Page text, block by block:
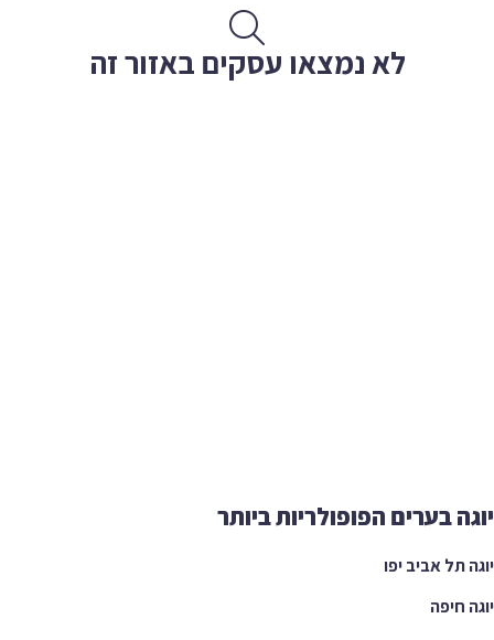
לא נמצאו עסקים באזור זה
בערים הפופולריות ביותר
תל אביב יפו
חיפה